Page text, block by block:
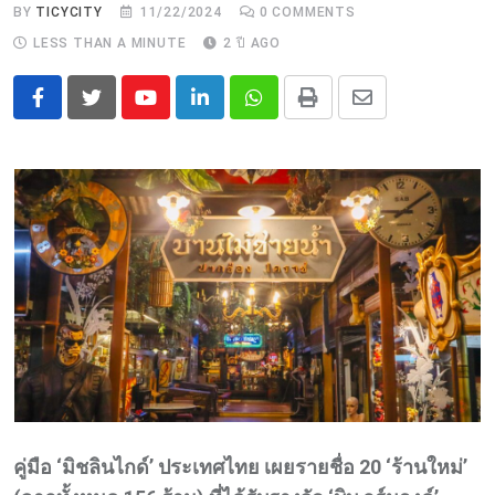
BY TICYCITY 11/22/2024 0 COMMENTS
LESS THAN A MINUTE
2 ปี AGO
YoutubeLinkedInWhatsapp
Print
Share
Email
คู่มือ ‘มิชลินไกด์’ ประเทศไทย เผยรายชื่อ 20 ‘ร้านใหม่’